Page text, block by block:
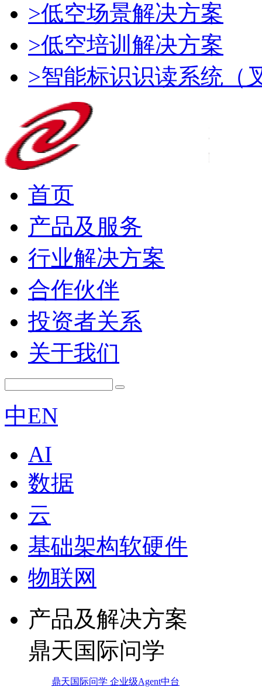
>低空场景解决方案
>低空培训解决方案
>智能标识识读系统（
首页
产品及服务
行业解决方案
合作伙伴
投资者关系
关于我们
中EN
AI
数据
云
基础架构软硬件
物联网
产品及解决方案
鼎天国际问学
鼎天国际问学 企业级Agent中台